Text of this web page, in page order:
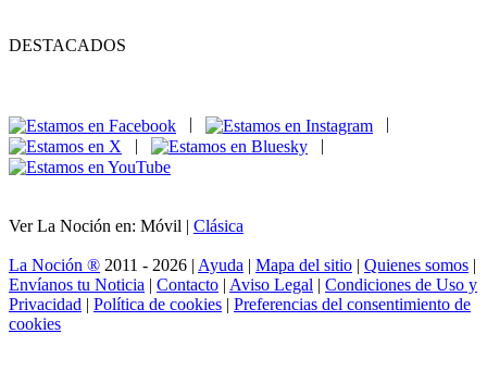
DESTACADOS
|
|
Ver La Noción en: Móvil | Clásica
La Noción ® 2011 - 2026 | Ayuda | Mapa del sitio | Quienes somos |
Envíanos tu Noticia | Contacto | Aviso Legal | Condiciones de Uso y
Privacidad | Política de cookies | Preferencias del consentimiento de
cookies